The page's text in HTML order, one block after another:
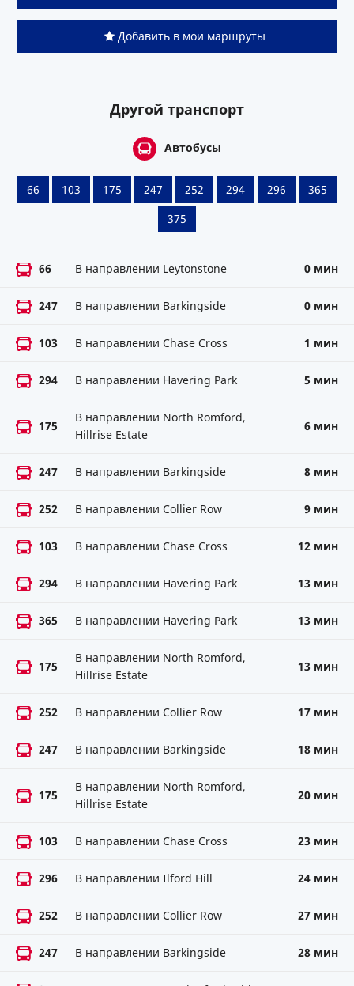
Добавить в мои маршруты
Другой транспорт
Автобусы
66 103 175 247 252 294 296
365
375
66 В направлении Leytonstone 0 мин
247 В направлении Barkingside 0 мин
103 В направлении Chase Cross 1 мин
294 В направлении Havering Park 5 мин
175
В направлении North Romford,
Hillrise Estate
6 мин
247 В направлении Barkingside 8 мин
252 В направлении Collier Row 9 мин
103 В направлении Chase Cross 12 мин
294 В направлении Havering Park 13 мин
365 В направлении Havering Park 13 мин
175
В направлении North Romford,
Hillrise Estate
13 мин
252 В направлении Collier Row 17 мин
247 В направлении Barkingside 18 мин
175
В направлении North Romford,
Hillrise Estate
20 мин
103 В направлении Chase Cross 23 мин
296 В направлении Ilford Hill 24 мин
252 В направлении Collier Row 27 мин
247 В направлении Barkingside 28 мин